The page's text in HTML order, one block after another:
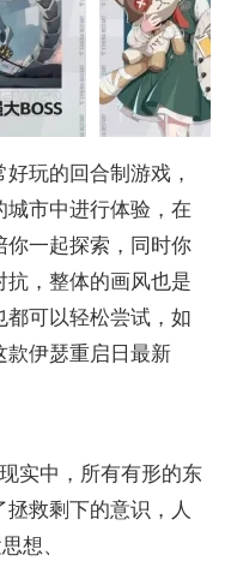
玩的回合制游戏，
市中进行体验，在
你一起探索，同时你
，整体的画风也是
都可以轻松尝试，如
款伊瑟重启日最新
中，所有有形的东
救剩下的意识，人
想、